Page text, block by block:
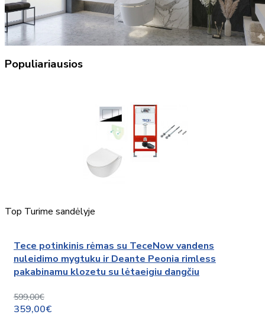
Populiariausios
Top Turime sandėlyje
Tece potinkinis rėmas su TeceNow vandens
nuleidimo mygtuku ir Deante Peonia rimless
pakabinamu klozetu su lėtaeigiu dangčiu
599,00€
359,00€